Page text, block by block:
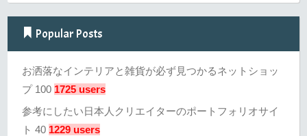
Popular Posts
お洒落なインテリアと雑貨が必ず見つかるネットショッ
プ 100 1725 users
参考にしたい日本人クリエイターのポートフォリオサイ
ト 40 1229 users